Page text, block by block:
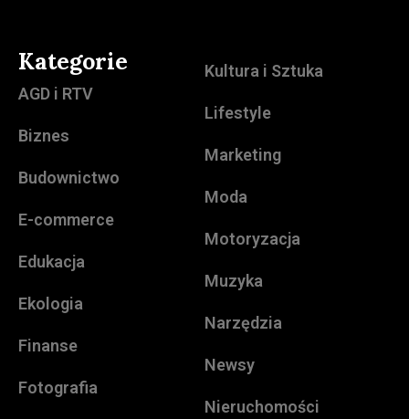
Kategorie
AGD i RTV
Biznes
Budownictwo
E-commerce
Edukacja
Ekologia
Finanse
Fotografia
Kultura i Sztuka
Lifestyle
Marketing
Moda
Motoryzacja
Muzyka
Narzędzia
Newsy
Nieruchomości